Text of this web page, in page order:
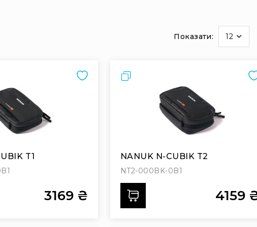
Показати: 12
на
T1
3169 ₴
Порівняти
NANUK N-CUBIK T2
NT2-000BK-0B1
4159